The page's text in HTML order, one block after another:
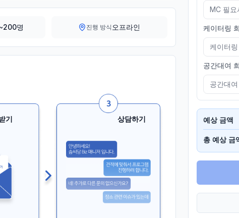
명 진행 방식 오프라인
기 상담하기
MC 필요
케이터링
케이터
공간대여
공간대
예상 금액
총 예상 금